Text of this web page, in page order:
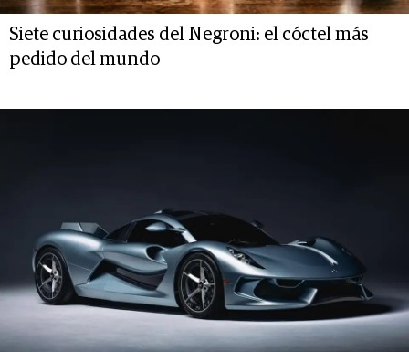
Siete curiosidades del Negroni: el cóctel más
pedido del mundo